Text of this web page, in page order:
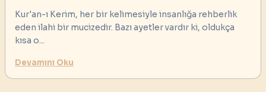
Kur'an-ı Kerim, her bir kelimesiyle insanlığa rehberlik
eden ilahi bir mucizedir. Bazı ayetler vardır ki, oldukça
kısa o...
Devamını Oku